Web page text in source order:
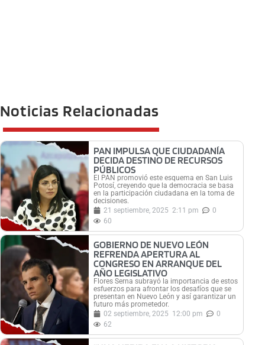
Noticias Relacionadas
PAN IMPULSA QUE CIUDADANÍA
DECIDA DESTINO DE RECURSOS
PÚBLICOS
El PAN promovió este esquema en San Luis
Potosí, creyendo que la democracia se basa
en la participación ciudadana en la toma de
decisiones.
21 septiembre, 2025 2:11 pm
0
60
GOBIERNO DE NUEVO LEÓN
REFRENDA APERTURA AL
CONGRESO EN ARRANQUE DEL
AÑO LEGISLATIVO
Flores Serna subrayó la importancia de estos
esfuerzos para afrontar los desafíos que se
presentan en Nuevo León y así garantizar un
futuro más prometedor.
02 septiembre, 2025 12:00 pm
0
62